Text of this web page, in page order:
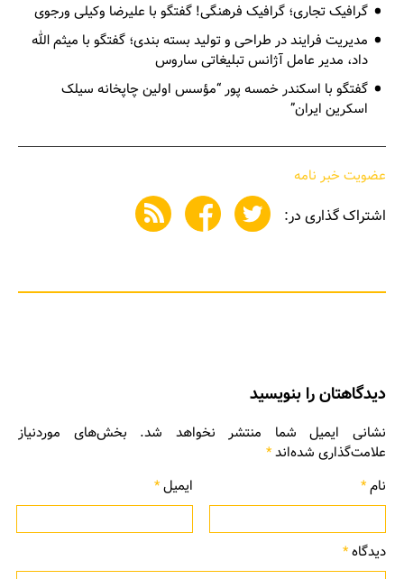
گرافیک تجاری؛ گرافیک فرهنگی! گفتگو با علیرضا وکیلی ورجوی
مدیریت فرایند در طراحی و تولید بسته بندی؛ گفتگو با میثم الله
داد، مدیر عامل آژانس تبلیغاتی ساروس
گفتگو با اسکندر خمسه‌ پور “مؤسس اولین چاپخانه سیلک
اسکرین ایران”
عضویت خبر نامه
اشتراک گذاری در:
دیدگاهتان را بنویسید
نشانی ایمیل شما منتشر نخواهد شد.
بخش‌های موردنیاز
علامت‌گذاری شده‌اند*
نام* ایمیل*
دیدگاه*